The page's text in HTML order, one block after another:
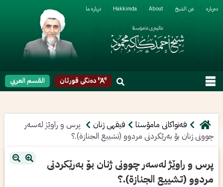
عن الشیخ Hakkimda About دربارە ما
القسم العربي دەنگی قورئان
فەتواکانی مامۆستا فیقهی ژنان
پرس و راوێژ لەسەر
چوونى ژنان بۆ بەرێکردنى مردوو (تشييع الجنازة).؟
پرس و راوێژ لەسەر چوونى ژنان بۆ بەرێکردنى
مردوو (تشييع الجنازة).؟